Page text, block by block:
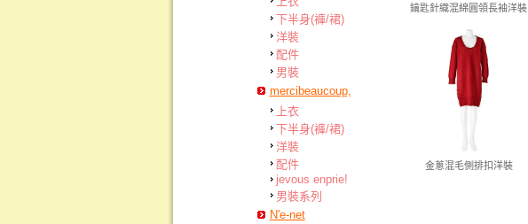
下半身(褲/裙)
洋裝
配件
男裝
mercibeaucoup,
上衣
下半身(褲/裙)
洋裝
配件
jevous enprie!
男裝系列
N'e-net
鑰匙針織混綿圓領長袖洋裝
金蔥混毛側排扣洋裝